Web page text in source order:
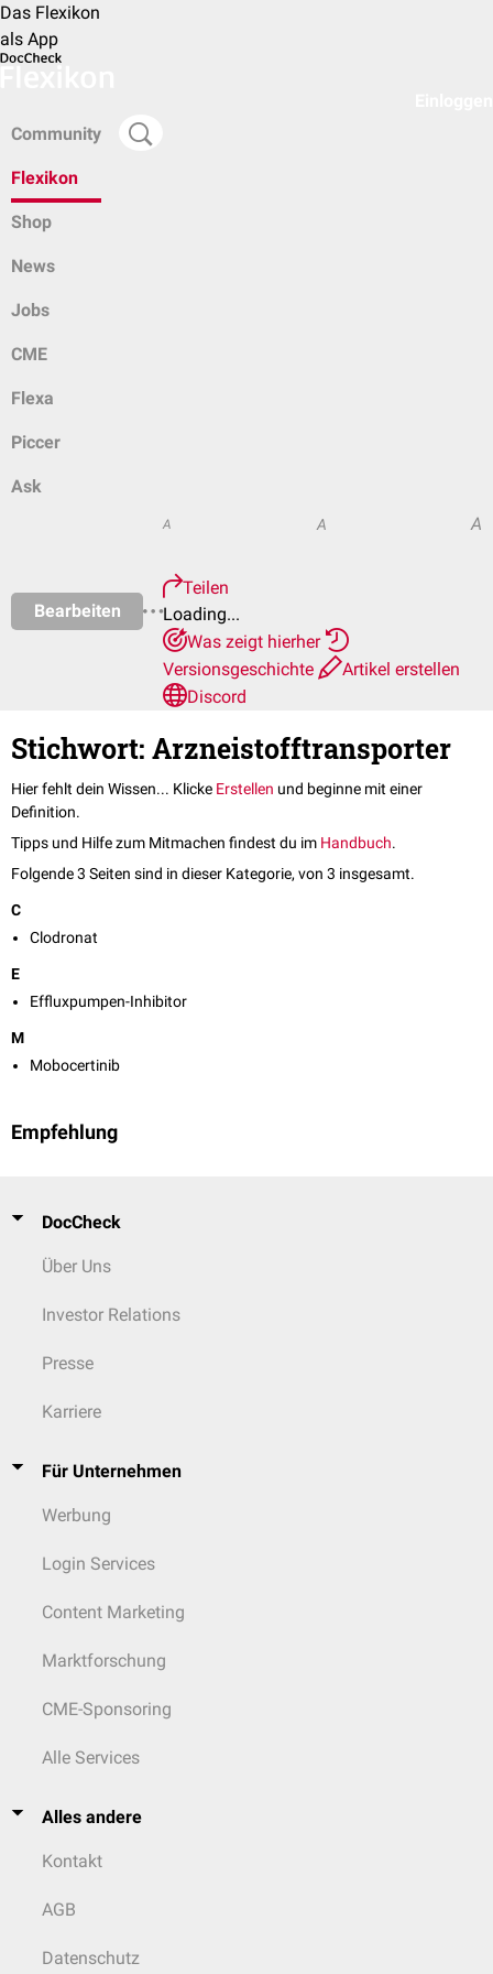
Das Flexikon
als App
Community
Flexikon
Shop
News
Jobs
CME
Flexa
Piccer
Ask
Bearbeiten
A A A
Teilen
Loading...
Was zeigt hierher
Versionsgeschichte
Artikel erstellen
Discord
Stichwort: Arzneistofftransporter
Hier fehlt dein Wissen... Klicke Erstellen und beginne mit einer
Definition.
Tipps und Hilfe zum Mitmachen findest du im Handbuch.
Folgende 3 Seiten sind in dieser Kategorie, von 3 insgesamt.
C
Clodronat
E
Effluxpumpen-Inhibitor
M
Mobocertinib
Empfehlung
DocCheck
Über Uns
Investor Relations
Presse
Karriere
Für Unternehmen
Werbung
Login Services
Content Marketing
Marktforschung
CME-Sponsoring
Alle Services
Alles andere
Kontakt
AGB
Datenschutz